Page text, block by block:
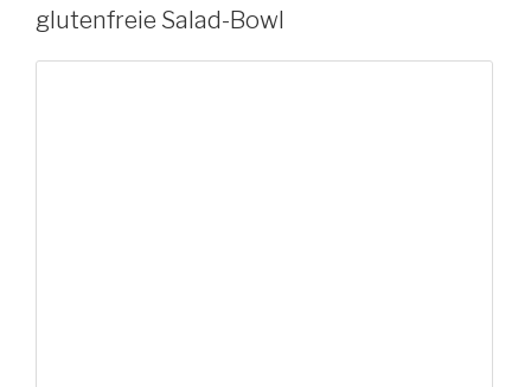
glutenfreie Salad-Bowl